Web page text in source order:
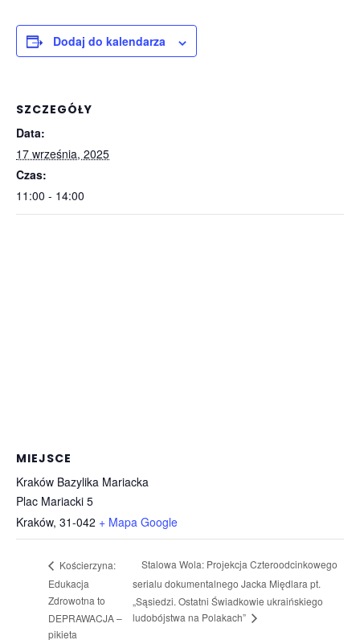
Dodaj do kalendarza
SZCZEGÓŁY
Data:
17 września, 2025
Czas:
11:00 - 14:00
MIEJSCE
Kraków Bazylika Mariacka
Plac Mariacki 5
Kraków, 31-042 + Mapa Google
Kościerzyna:
Edukacja
Zdrowotna to
DEPRAWACJA –
pikieta
Stalowa Wola: Projekcja Czteroodcinkowego
serialu dokumentalnego Jacka Międlara pt.
„Sąsiedzi. Ostatni Świadkowie ukraińskiego
ludobójstwa na Polakach”